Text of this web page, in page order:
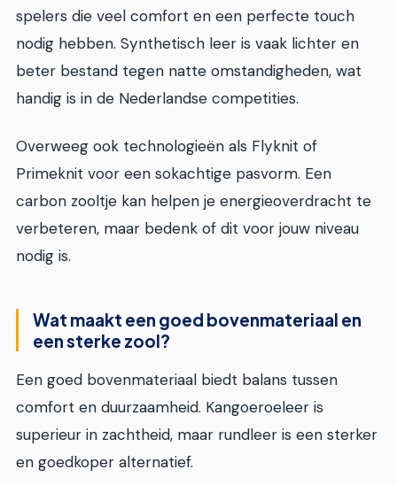
spelers die veel comfort en een perfecte touch
nodig hebben. Synthetisch leer is vaak lichter en
beter bestand tegen natte omstandigheden, wat
handig is in de Nederlandse competities.
Overweeg ook technologieën als Flyknit of
Primeknit voor een sokachtige pasvorm. Een
carbon zooltje kan helpen je energieoverdracht te
verbeteren, maar bedenk of dit voor jouw niveau
nodig is.
Wat maakt een goed bovenmateriaal en
een sterke zool?
Een goed bovenmateriaal biedt balans tussen
comfort en duurzaamheid. Kangoeroeleer is
superieur in zachtheid, maar rundleer is een sterker
en goedkoper alternatief.